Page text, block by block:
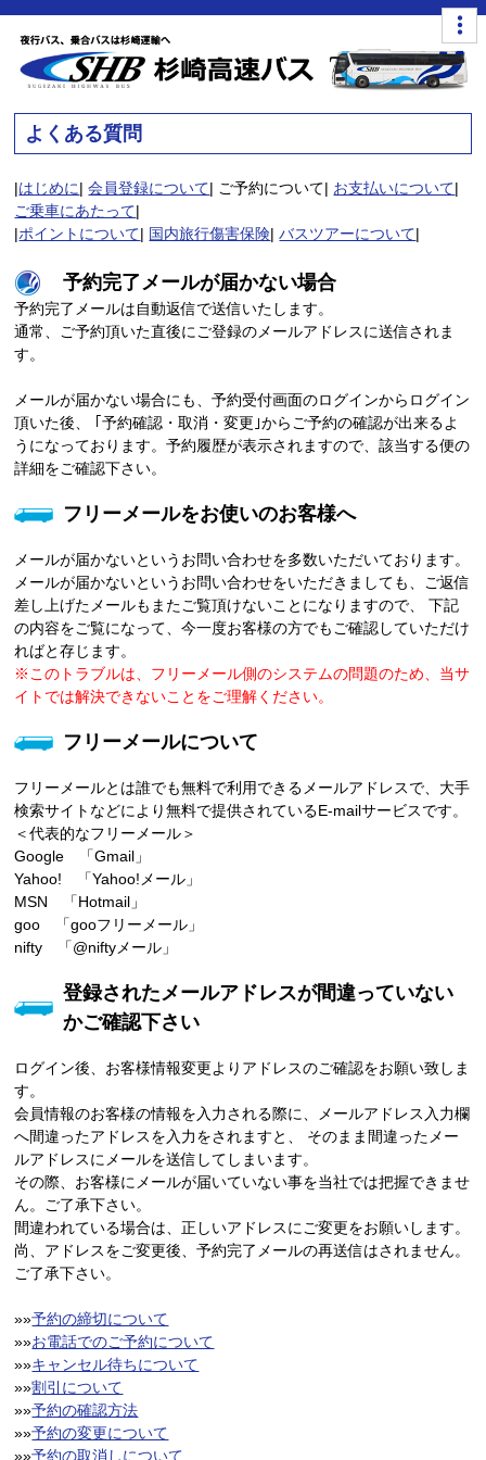
よくある質問
|はじめに|会員登録について| ご予約について| お支払いについて|
ご乗車にあたって|
|ポイントについて| 国内旅行傷害保険|バスツアーについて|
予約完了メールが届かない場合
予約完了メールは自動返信で送信いたします。
通常、ご予約頂いた直後にご登録のメールアドレスに送信されま
す。
メールが届かない場合にも、予約受付画面のログインからログイン
頂いた後、 ｢予約確認・取消・変更｣からご予約の確認が出来るよ
うになっております。予約履歴が表示されますので、該当する便の
詳細をご確認下さい。
フリーメールをお使いのお客様へ
メールが届かないというお問い合わせを多数いただいております。
メールが届かないというお問い合わせをいただきましても、ご返信
差し上げたメールもまたご覧頂けないことになりますので、 下記
の内容をご覧になって、今一度お客様の方でもご確認していただけ
ればと存じます。
※このトラブルは、フリーメール側のシステムの問題のため、当サ
イトでは解決できないことをご理解ください。
フリーメールについて
フリーメールとは誰でも無料で利用できるメールアドレスで、大手
検索サイトなどにより無料で提供されているE-mailサービスです。
＜代表的なフリーメール＞
Google 「Gmail」
Yahoo! 「Yahoo!メール」
MSN 「Hotmail」
goo 「gooフリーメール」
nifty 「@niftyメール」
登録されたメールアドレスが間違っていない
かご確認下さい
ログイン後、お客様情報変更よりアドレスのご確認をお願い致しま
す。
会員情報のお客様の情報を入力される際に、メールアドレス入力欄
へ間違ったアドレスを入力をされますと、 そのまま間違ったメー
ルアドレスにメールを送信してしまいます。
その際、お客様にメールが届いていない事を当社では把握できませ
ん。ご了承下さい。
間違われている場合は、正しいアドレスにご変更をお願いします。
尚、アドレスをご変更後、予約完了メールの再送信はされません。
ご了承下さい。
»»予約の締切について
»»お電話でのご予約について
»»キャンセル待ちについて
»»割引について
»»予約の確認方法
»»予約の変更について
»»予約の取消しについて